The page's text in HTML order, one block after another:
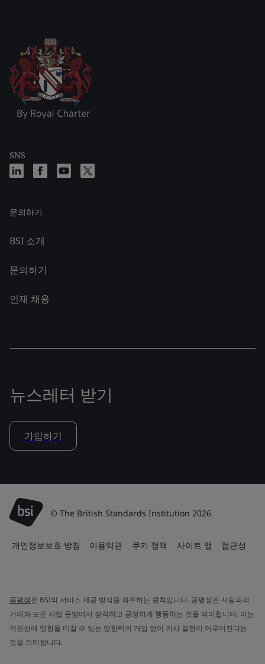
SNS
문의하기
BSI 소개
문의하기
인재 채용
뉴스레터 받기
가입하기
© The British Standards Institution 2026
개인정보보호 방침 이용약관 쿠키 정책 사이트 맵 접근성
공평성은 BSI의 서비스 제공 방식을 좌우하는 원칙입니다. 공평성은 사람과의
거래와 모든 사업 운영에서 정직하고 공정하게 행동하는 것을 의미합니다. 이는
객관성에 영향을 미칠 수 있는 영향력의 개입 없이 의사 결정이 이루어진다는
것을 의미합니다.